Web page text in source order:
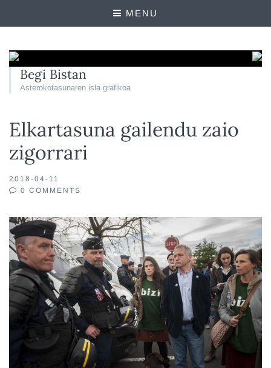
MENU
Begi Bistan
Asterokotasunaren isla grafikoa
Elkartasuna gailendu zaio
zigorrari
2018-04-11
0 COMMENTS